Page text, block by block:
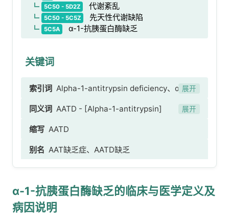
5C50 - 5D2Z 代谢紊乱
5C50 - 5C5Z 先天性代谢缺陷
5C5A α-1-抗胰蛋白酶缺乏
关键词
索引词 Alpha-1-antitrypsin deficiency、α-1-抗
胰蛋白酶缺乏、AATD[α-1-抗胰蛋白酶]缺乏、α-1
抗胰蛋白酶缺乏脂膜炎、α1-抗糜蛋白酶缺乏、
α-1-抗胰蛋白酶匹兹堡突变性出血性疾病
展开
同义词 AATD - [Alpha-1-antitrypsin]
deficiency
展开
缩写 AATD
别名 AAT缺乏症、AATD缺乏
α-1-抗胰蛋白酶缺乏的临床与医学定义及
病因说明